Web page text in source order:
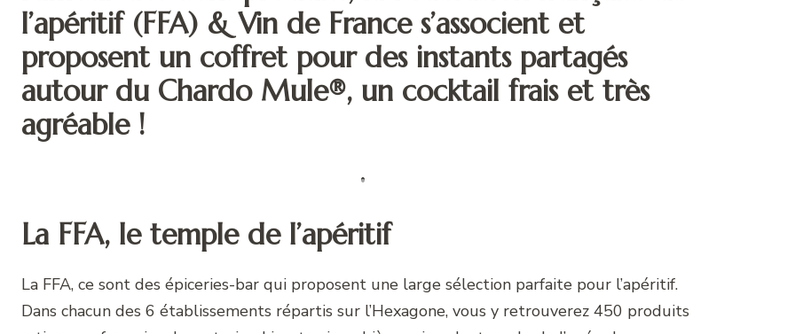
l’apéritif (FFA) & Vin de France s’associent et
proposent un coffret pour des instants partagés
autour du Chardo Mule®, un cocktail frais et très
agréable !
La FFA, le temple de l’apéritif
La FFA, ce sont des épiceries-bar qui proposent une large sélection parfaite pour l’apéritif.
Dans chacun des 6 établissements répartis sur l’Hexagone, vous y retrouverez 450 produits